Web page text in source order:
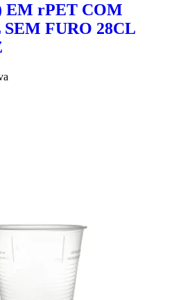
EM rPET COM
FURO 28CL